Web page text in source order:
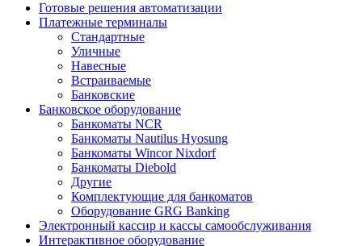
Готовые решения автоматизации
Платежные терминалы
Стандартные
Уличные
Навесные
Встраиваемые
Банковские
Банковское оборудование
Банкоматы NCR
Банкоматы Nautilus Hyosung
Банкоматы Wincor Nixdorf
Банкоматы Diebold
Другие
Комплектующие для банкоматов
Оборудование GRG Banking
Электронный кассир и кассы самообслуживания
Интерактивное оборудование